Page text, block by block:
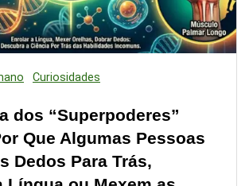
Curiosidades
dos “Superpoderes”
Que Algumas Pessoas
Dedos Para Trás,